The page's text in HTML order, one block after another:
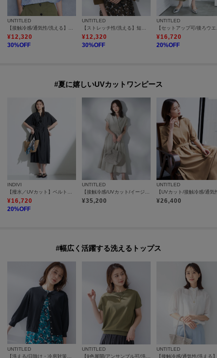
UNTITLED
¥12,320
30%OFF
UNTITLED
¥12,320
30%OFF
UNTITLED
¥16,720
20%OFF
#夏に嬉しいUVカットワンピース
INDIVI
【撥水／UVカット】ベルト付きワンピース
¥16,720
20%OFF
UNTITLED
【接触冷感/UVカット/イージーケア】テーラードカラーワンピース
¥35,200
UNTITLED
¥26,400
#幅広く活躍する洗えるトップス
UNTITLED
UNTITLED
UNTITLED